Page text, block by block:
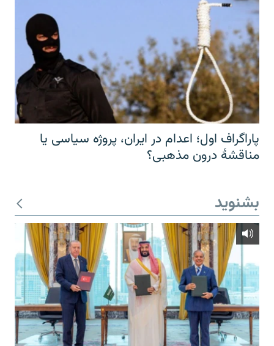
پاراگراف اول؛ اعدام در ایران، پروژه سیاسی یا
مناقشهٔ درون مذهبی؟
بشنوید